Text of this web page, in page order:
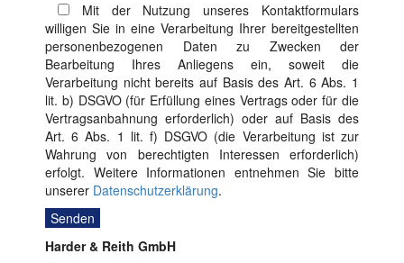
Mit der Nutzung unseres Kontaktformulars
willigen Sie in eine Verarbeitung Ihrer bereitgestellten
personenbezogenen Daten zu Zwecken der
Bearbeitung Ihres Anliegens ein, soweit die
Verarbeitung nicht bereits auf Basis des Art. 6 Abs. 1
lit. b) DSGVO (für Erfüllung eines Vertrags oder für die
Vertragsanbahnung erforderlich) oder auf Basis des
Art. 6 Abs. 1 lit. f) DSGVO (die Verarbeitung ist zur
Wahrung von berechtigten Interessen erforderlich)
erfolgt. Weitere Informationen entnehmen Sie bitte
unserer Datenschutzerklärung.
Harder & Reith GmbH